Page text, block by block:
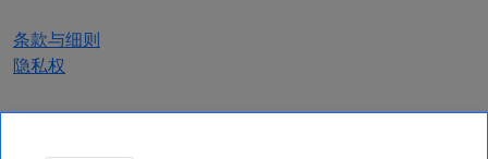
条款与细则
隐私权
获取更新